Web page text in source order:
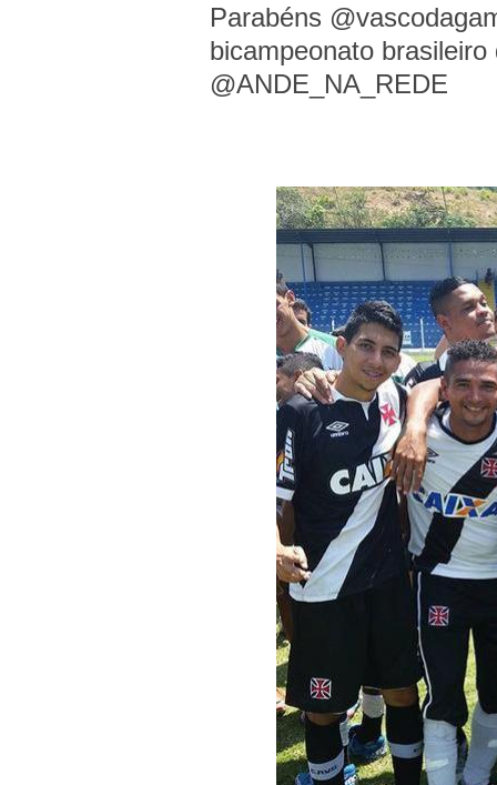
Parabéns
bicampeonato
@ANDE_NA_REDE